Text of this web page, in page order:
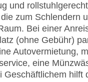
und
zum Schlendern
Bei einer
(ohne Gebühr)
Autovermietung,
eine